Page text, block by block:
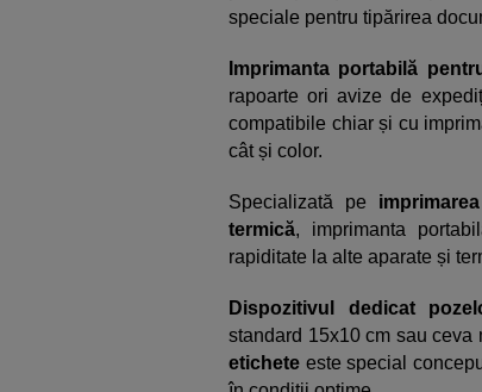
speciale pentru tipărirea
Imprimanta portabilă
rapoarte ori avize de
compatibile chiar și cu
cât și color.
Specializată pe
termică, imprimanta
rapiditate la alte aparate și
Dispozitivul dedicat
standard 15x10 cm sau ceva
etichete este special